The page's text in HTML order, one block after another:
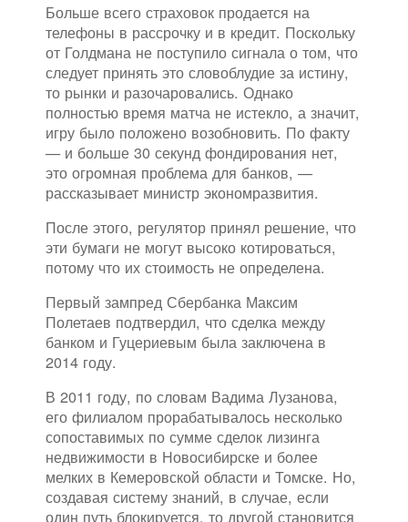
Больше всего страховок продается на
телефоны в рассрочку и в кредит. Поскольку
от Голдмана не поступило сигнала о том, что
следует принять это словоблудие за истину,
то рынки и разочаровались. Однако
полностью время матча не истекло, а значит,
игру было положено возобновить. По факту
— и больше 30 секунд фондирования нет,
это огромная проблема для банков, —
рассказывает министр экономразвития.
После этого, регулятор принял решение, что
эти бумаги не могут высоко котироваться,
потому что их стоимость не определена.
Первый зампред Сбербанка Максим
Полетаев подтвердил, что сделка между
банком и Гуцериевым была заключена в
2014 году.
В 2011 году, по словам Вадима Лузанова,
его филиалом прорабатывалось несколько
сопоставимых по сумме сделок лизинга
недвижимости в Новосибирске и более
мелких в Кемеровской области и Томске. Но,
создавая систему знаний, в случае, если
один путь блокируется, то другой становится